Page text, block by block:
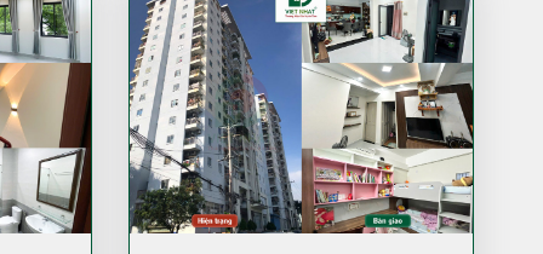
liền kề nhà phố 2 tầng nhà
anh Nhân ở Gò Vấp
Đánh giá của chú Ba về
công tác xây dựng nhà
phố cho gia đình chú ở
Quận Bình Tân
Đánh giá của anh Quyền
về công tác xây nhà của